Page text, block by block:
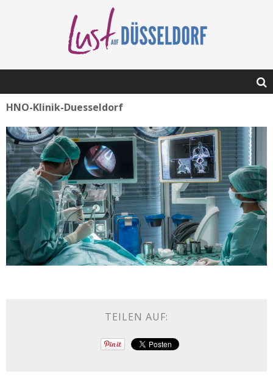
HNO-Klinik-Duesseldorf
TEILEN AUF: